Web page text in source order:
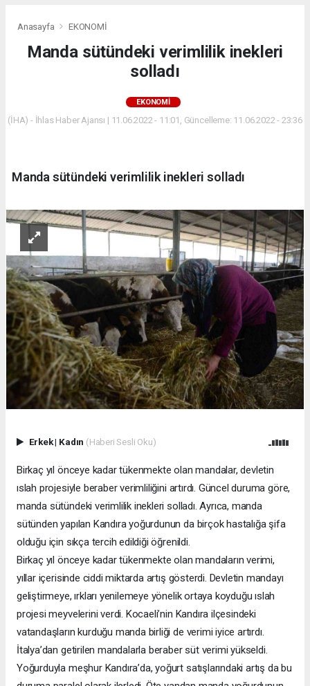
Anasayfa EKONOMİ
Manda sütündeki verimlilik inekleri
solladı
EKONOMİ
(İHA) - İhlas Haber Ajansı | 11.06.2022 - 11:01, Güncelleme: 11.06.2022 - 23:36
Manda sütündeki verimlilik inekleri solladı
Erkek| Kadın (Haberi Sesli Oku)
Birkaç yıl önceye kadar tükenmekte olan mandalar, devletin
ıslah projesiyle beraber verimliliğini artırdı. Güncel duruma göre,
manda sütündeki verimlilik inekleri solladı. Ayrıca, manda
sütünden yapılan Kandıra yoğurdunun da birçok hastalığa şifa
olduğu için sıkça tercih edildiği öğrenildi.
Birkaç yıl önceye kadar tükenmekte olan mandaların verimi,
yıllar içerisinde ciddi miktarda artış gösterdi. Devletin mandayı
geliştirmeye, ırkları yenilemeye yönelik ortaya koyduğu ıslah
projesi meyvelerini verdi. Kocaeli’nin Kandıra ilçesindeki
vatandaşların kurduğu manda birliği de verimi iyice artırdı.
İtalya’dan getirilen mandalarla beraber süt verimi yükseldi.
Yoğurduyla meşhur Kandıra’da, yoğurt satışlarındaki artış da bu